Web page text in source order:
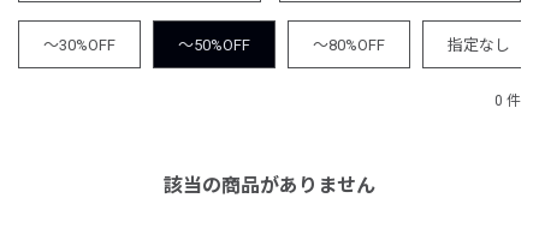
～30%OFF ～50%OFF ～80%OFF 指定なし
0 件
該当の商品がありません